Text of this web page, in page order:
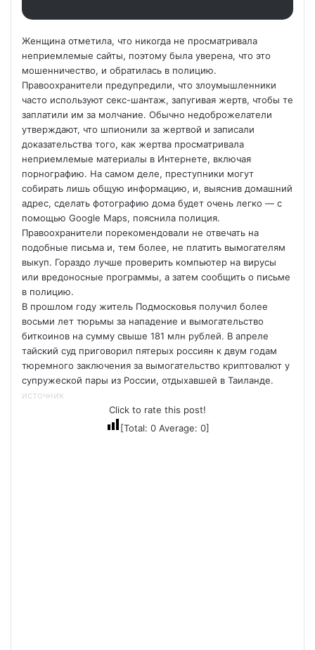
Женщина отметила, что никогда не просматривала
неприемлемые сайты, поэтому была уверена, что это
мошенничество, и обратилась в полицию.
Правоохранители предупредили, что злоумышленники
часто используют секс-шантаж, запугивая жертв, чтобы те
заплатили им за молчание. Обычно недоброжелатели
утверждают, что шпионили за жертвой и записали
доказательства того, как жертва просматривала
неприемлемые материалы в Интернете, включая
порнографию. На самом деле, преступники могут
собирать лишь общую информацию, и, выяснив домашний
адрес, сделать фотографию дома будет очень легко — с
помощью Google Maps, пояснила полиция.
Правоохранители порекомендовали не отвечать на
подобные письма и, тем более, не платить вымогателям
выкуп. Гораздо лучше проверить компьютер на вирусы
или вредоносные программы, а затем сообщить о письме
в полицию.
В прошлом году житель Подмосковья получил более
восьми лет тюрьмы за нападение и вымогательство
биткоинов на сумму свыше 181 млн рублей. В апреле
тайский суд приговорил пятерых россиян к двум годам
тюремного заключения за вымогательство криптовалют у
супружеской пары из России, отдыхавшей в Таиланде.
источник
Click to rate this post!
[Total: 0Average: 0]